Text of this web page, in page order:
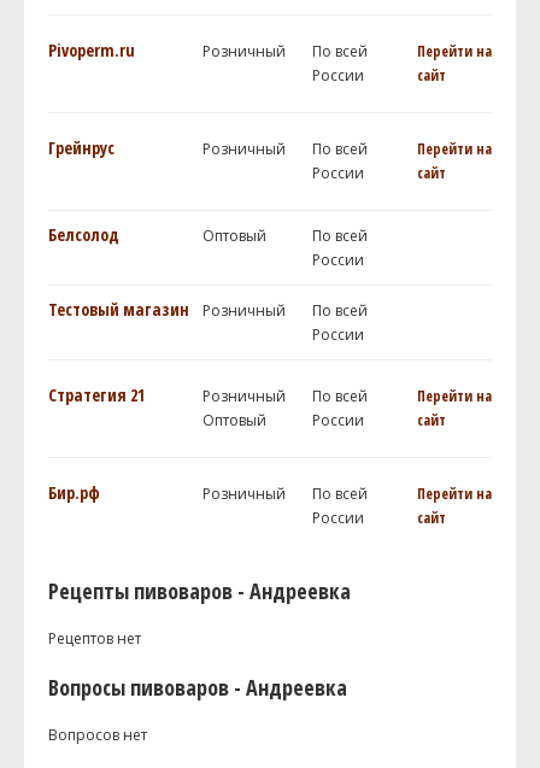
Pivoperm.ru Розничный
По всей
России
Перейти на
сайт
Грейнрус Розничный
По всей
России
Перейти на
сайт
Белсолод Оптовый
По всей
России
Тестовый магазин Розничный
По всей
России
Стратегия 21
Розничный
Оптовый
По всей
России
Перейти на
сайт
Бир.рф Розничный
По всей
России
Перейти на
сайт
Рецепты пивоваров - Андреевка
Рецептов нет
Вопросы пивоваров - Андреевка
Вопросов нет